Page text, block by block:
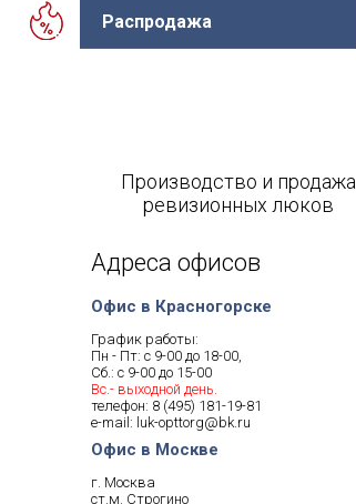
Распродажа
Производство и продажа
ревизионных люков
Адреса офисов
Офис в Красногорске
График работы:
Пн - Пт: с 9-00 до 18-00,
Сб.: с 9-00 до 15-00
Вс.- выходной день.
телефон: 8 (495) 181-19-81
e-mail: luk-opttorg@bk.ru
Офис в Москве
г. Москва
ст.м. Строгино